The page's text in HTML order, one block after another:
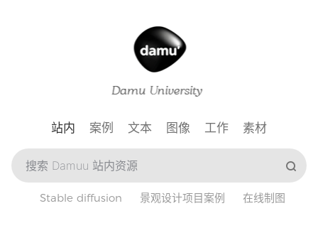
站内 案例 文本 图像 工作 素材
Stable diffusion 景观设计项目案例 在线制图